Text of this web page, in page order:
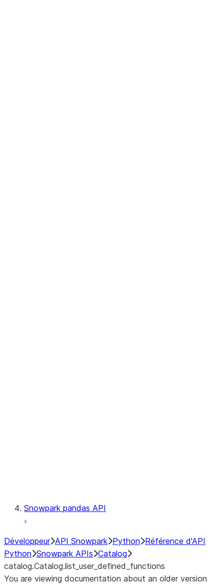
Snowpark pandas API
Développeur API Snowpark Python Référence d'API
Python Snowpark APIs Catalog
catalog.Catalog.list_user_defined_functions
You are viewing documentation about an older version